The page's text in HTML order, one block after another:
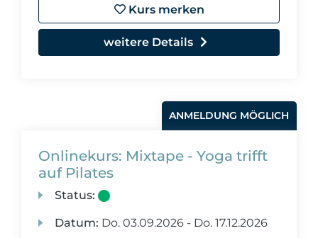
Kurs merken
weitere Details
ANMELDUNG MÖGLICH
Onlinekurs: Mixtape - Yoga trifft
auf Pilates
Status:
Datum: Do. 03.09.2026 - Do. 17.12.2026